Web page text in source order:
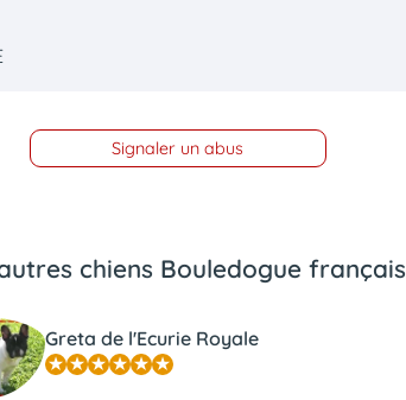
Signaler un abus
chiens Bouledogue français
Greta de l'Ecurie Royale